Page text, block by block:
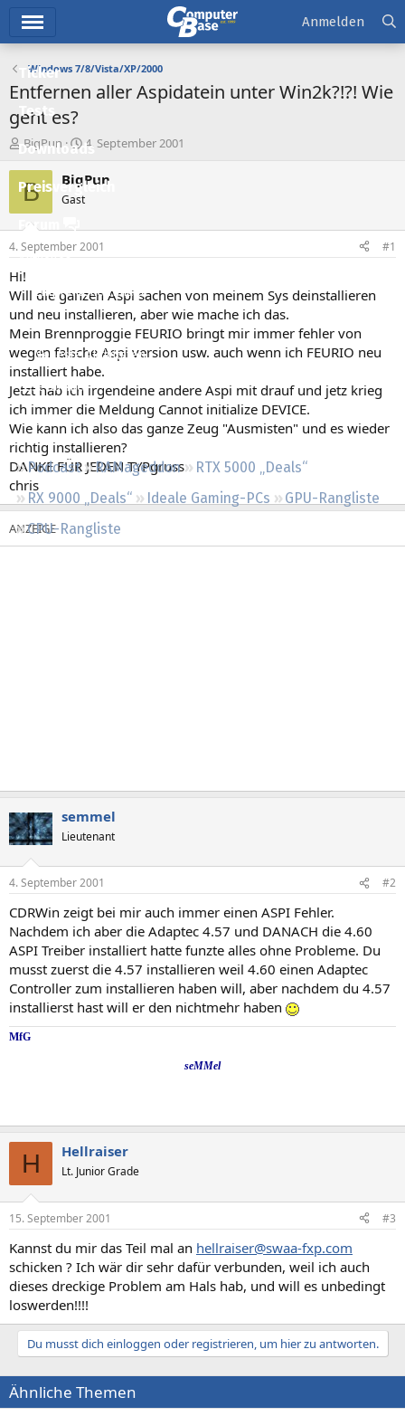
Ticker
Tests
Downloads
Preisvergleich
Forum
Aktuelles
Empfohlene Inhalte
Neue Beiträge
Neueste Aktivitäten
Leserartikel
Regeln
Podcast RAMageddon
RTX 5000 „Deals“
RX 9000 „Deals“
Ideale Gaming-PCs
GPU-Rangliste
CPU-Rangliste
Anmelden
Windows 7/8/Vista/XP/2000
Entfernen aller Aspidatein unter Win2k?!?! Wie
geht es?
E
r
s
t
l
e
r
BigPun
E
r
s
e
l
t
4. September 2001
B BigPun
Gast
4. September 2001 #1
Hi!
Will die ganzen Aspi sachen von meinem Sys deinstallieren
und neu installieren, aber wie mache ich das.
Mein Brennproggie FEURIO bringt mir immer fehler von
wegen falsche Aspi version usw. auch wenn ich FEURIO neu
installiert habe.
Jetzt hab ich irgendeine andere Aspi mit drauf und jetz krieg
ich immer die Meldung Cannot initialize DEVICE.
Wie kann ich also das ganze Zeug "Ausmisten" und es wieder
richtig installieren?
DANKE FÜR JEDEN TYPgruss
chris
semmel
Lieutenant
4. September 2001 #2
CDRWin zeigt bei mir auch immer einen ASPI Fehler.
Nachdem ich aber die Adaptec 4.57 und DANACH die 4.60
ASPI Treiber installiert hatte funzte alles ohne Probleme. Du
musst zuerst die 4.57 installieren weil 4.60 einen Adaptec
Controller zum installieren haben will, aber nachdem du 4.57
installierst hast will er den nichtmehr haben
MfG
seMMel
H Hellraiser
Lt. Junior Grade
15. September 2001 #3
Kannst du mir das Teil mal an hellraiser@swaa-fxp.com
schicken ? Ich wär dir sehr dafür verbunden, weil ich auch
dieses dreckige Problem am Hals hab, und will es unbedingt
loswerden!!!!
Du musst dich einloggen oder registrieren, um hier zu antworten.
Ähnliche Themen